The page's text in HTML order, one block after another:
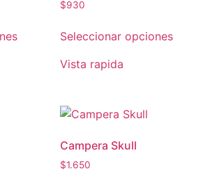
$930
Seleccionar opciones
Vista rapida
Campera Skull
$1.650